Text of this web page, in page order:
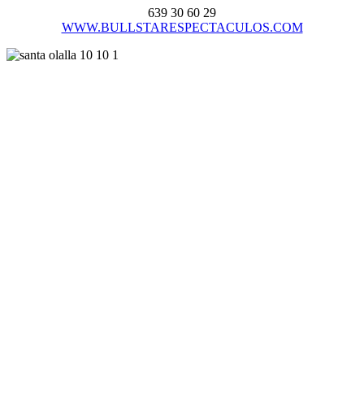
639 30 60 29
WWW.BULLSTARESPECTACULOS.COM